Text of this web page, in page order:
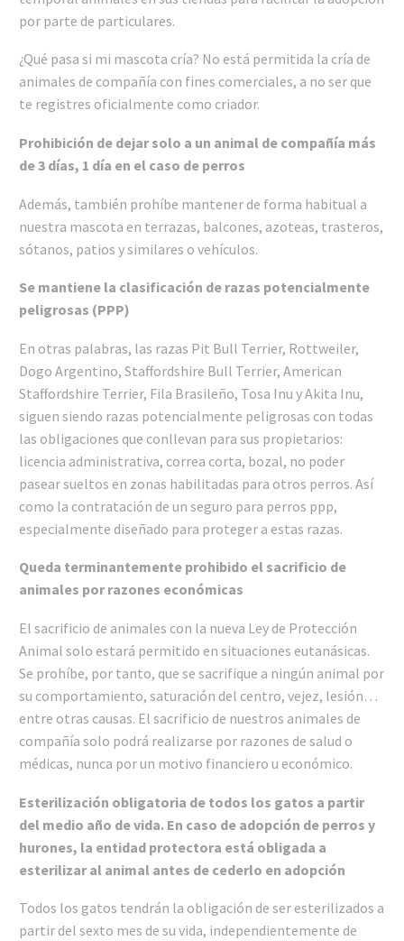
por parte de particulares.
¿Qué pasa si mi mascota cría? No está permitida la cría de
animales de compañía con fines comerciales, a no ser que
te registres oficialmente como criador.
Prohibición de dejar solo a un animal de compañía más
de 3 días, 1 día en el caso de perros
Además, también prohíbe mantener de forma habitual a
nuestra mascota en terrazas, balcones, azoteas, trasteros,
sótanos, patios y similares o vehículos.
Se mantiene la clasificación de razas potencialmente
peligrosas (PPP)
En otras palabras, las razas Pit Bull Terrier, Rottweiler,
Dogo Argentino, Staffordshire Bull Terrier, American
Staffordshire Terrier, Fila Brasileño, Tosa Inu y Akita Inu,
siguen siendo razas potencialmente peligrosas con todas
las obligaciones que conllevan para sus propietarios:
licencia administrativa, correa corta, bozal, no poder
pasear sueltos en zonas habilitadas para otros perros. Así
como la contratación de un seguro para perros ppp,
especialmente diseñado para proteger a estas razas.
Queda terminantemente prohibido el sacrificio de
animales por razones económicas
El sacrificio de animales con la nueva Ley de Protección
Animal solo estará permitido en situaciones eutanásicas.
Se prohíbe, por tanto, que se sacrifique a ningún animal por
su comportamiento, saturación del centro, vejez, lesión…
entre otras causas. El sacrificio de nuestros animales de
compañía solo podrá realizarse por razones de salud o
médicas, nunca por un motivo financiero u económico.
Esterilización obligatoria de todos los gatos a partir
del medio año de vida. En caso de adopción de perros y
hurones, la entidad protectora está obligada a
esterilizar al animal antes de cederlo en adopción
Todos los gatos tendrán la obligación de ser esterilizados a
partir del sexto mes de su vida, independientemente de